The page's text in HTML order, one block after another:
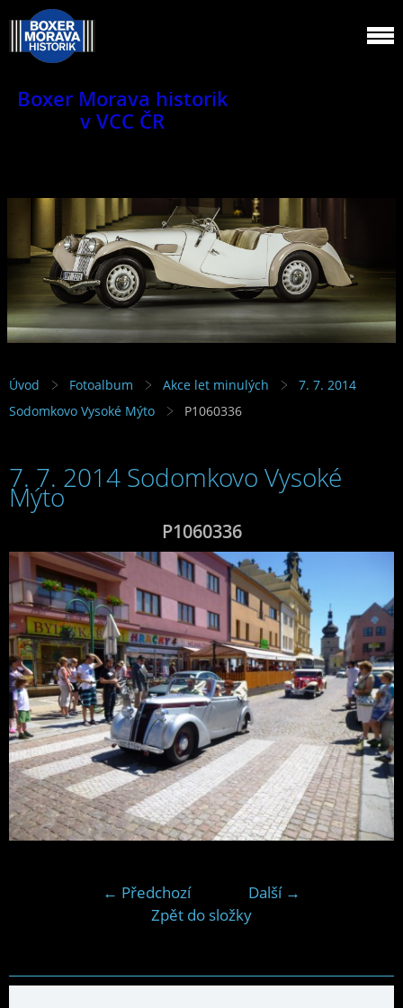
Boxer Morava historik
v VCC ČR
Jsme klub veteránů.
Úvod Fotoalbum Akce let minulých
7. 7. 2014
Sodomkovo Vysoké Mýto
P1060336
7. 7. 2014 Sodomkovo Vysoké
Mýto
P1060336
← Předchozí
Další →
Zpět do složky